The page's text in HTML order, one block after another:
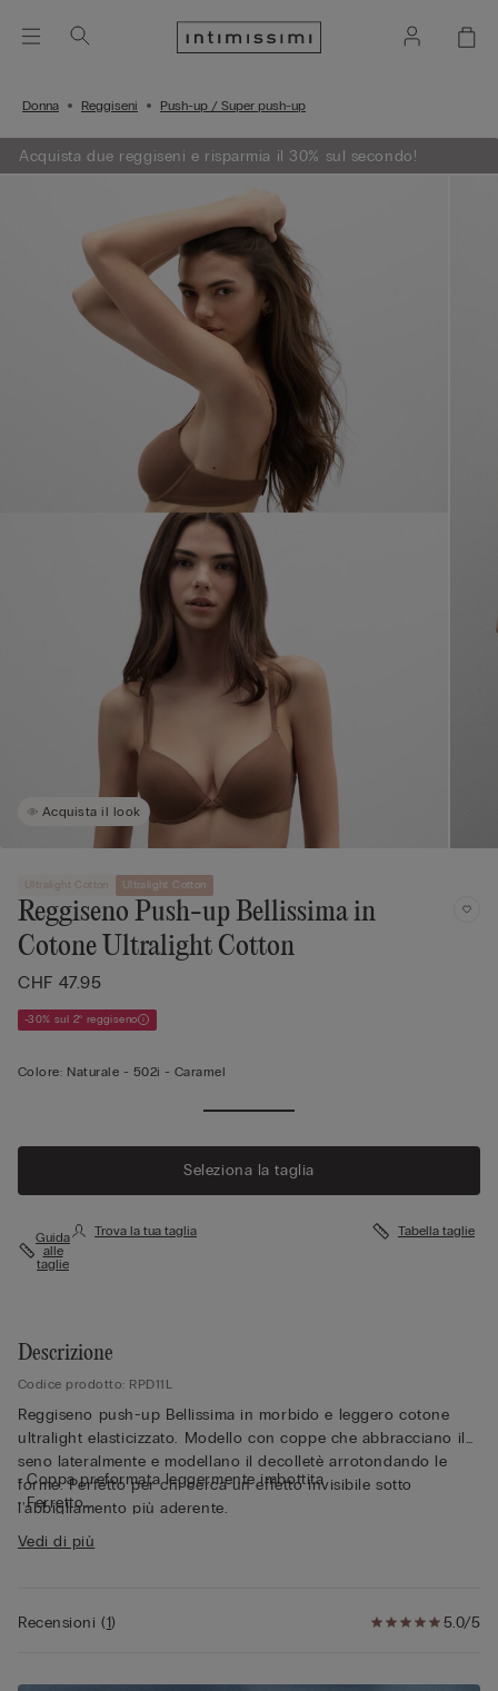
Donna Reggiseni Push-up / Super push-up
Acquista due reggiseni e risparmia il 30% sul secondo!
Acquista il look
Ultralight Cotton Ultralight Cotton
Reggiseno Push-up Bellissima in
Cotone Ultralight Cotton
CHF 47.95
-30% sul 2° reggiseno
Colore: Naturale - 502i - Caramel
Seleziona la taglia
Guida
alle
taglie
Trova la tua taglia Tabella taglie
Descrizione
Codice prodotto: RPD11L
Reggiseno push-up Bellissima in morbido e leggero cotone
ultralight elasticizzato. Modello con coppe che abbracciano il
seno lateralmente e modellano il decolletè arrotondando le
forme. Perfetto per chi cerca un effetto invisibile sotto
l'abbigliamento più aderente.
• Coppa preformata leggermente imbottita
• Ferretto
maggiore comfort
• La modella è alta 175 cm e indossa la taglia 2B / 75B / 34B /
Vedi di più
5.0/5
Recensioni(1)